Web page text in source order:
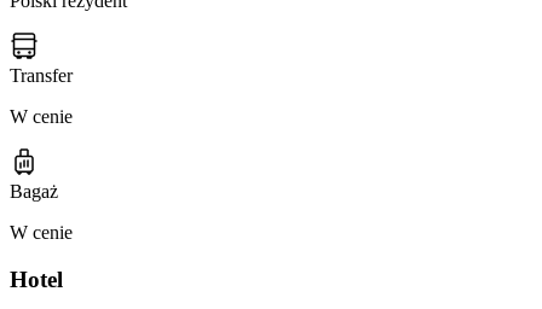
Transfer
W cenie
Bagaż
W cenie
Hotel